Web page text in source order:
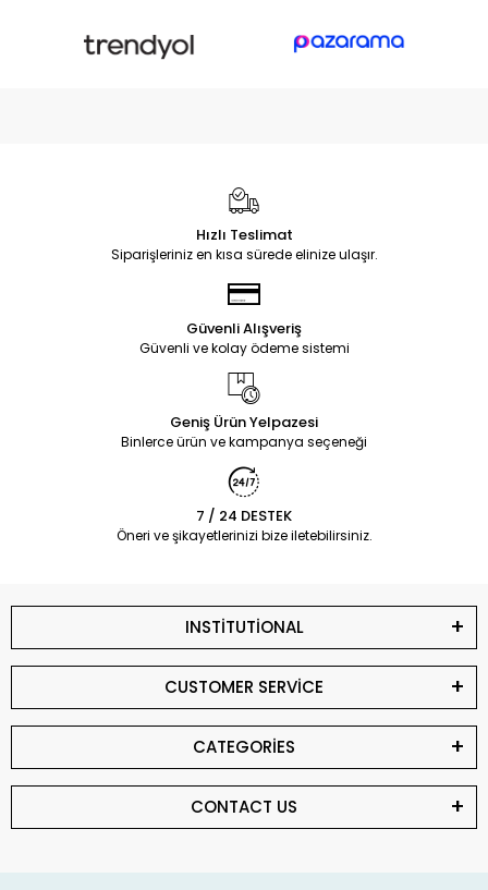
Hızlı Teslimat
Siparişleriniz en kısa sürede elinize ulaşır.
Güvenli Alışveriş
Güvenli ve kolay ödeme sistemi
Geniş Ürün Yelpazesi
Binlerce ürün ve kampanya seçeneği
7 / 24 DESTEK
Öneri ve şikayetlerinizi bize iletebilirsiniz.
INSTİTUTİONAL
CUSTOMER SERVİCE
CATEGORİES
CONTACT US